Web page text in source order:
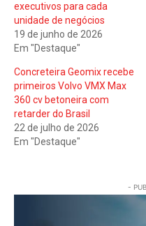
executivos para cada
unidade de negócios
19 de junho de 2026
Em "Destaque"
Concreteira Geomix recebe
primeiros Volvo VMX Max
360 cv betoneira com
retarder do Brasil
22 de julho de 2026
Em "Destaque"
-